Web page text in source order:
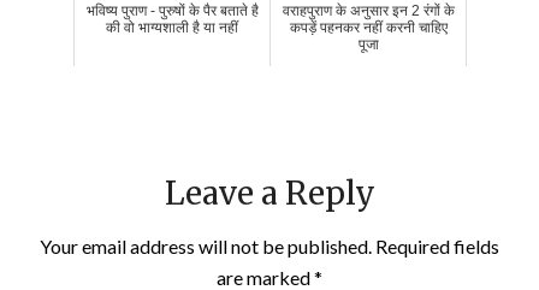
भविष्य पुराण - पुरुषों के पैर बताते है
की वो भाग्यशाली है या नहीं
वराहपुराण के अनुसार इन 2 रंगों के
कपड़ें पहनकर नहीं करनी चाहिए
पूजा
Leave a Reply
Your email address will not be published. Required fields
are marked*